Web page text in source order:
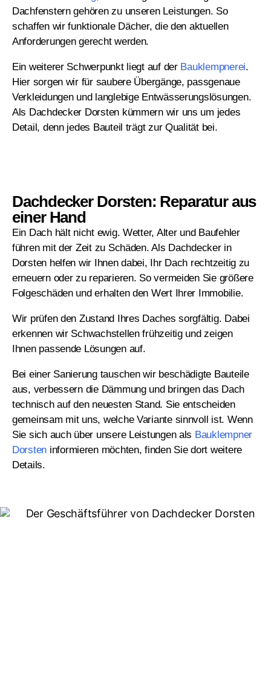
Dachfenstern gehören zu unseren Leistungen. So
schaffen wir funktionale Dächer, die den aktuellen
Anforderungen gerecht werden.
Ein weiterer Schwerpunkt liegt auf der Bauklempnerei.
Hier sorgen wir für saubere Übergänge, passgenaue
Verkleidungen und langlebige Entwässerungslösungen.
Als Dachdecker Dorsten kümmern wir uns um jedes
Detail, denn jedes Bauteil trägt zur Qualität bei.
Dachdecker Dorsten: Reparatur aus
einer Hand
Ein Dach hält nicht ewig. Wetter, Alter und Baufehler
führen mit der Zeit zu Schäden. Als Dachdecker in
Dorsten helfen wir Ihnen dabei, Ihr Dach rechtzeitig zu
erneuern oder zu reparieren. So vermeiden Sie größere
Folgeschäden und erhalten den Wert Ihrer Immobilie.
Wir prüfen den Zustand Ihres Daches sorgfältig. Dabei
erkennen wir Schwachstellen frühzeitig und zeigen
Ihnen passende Lösungen auf.
Bei einer Sanierung tauschen wir beschädigte Bauteile
aus, verbessern die Dämmung und bringen das Dach
technisch auf den neuesten Stand. Sie entscheiden
gemeinsam mit uns, welche Variante sinnvoll ist. Wenn
Sie sich auch über unsere Leistungen als Bauklempner
Dorsten informieren möchten, finden Sie dort weitere
Details.